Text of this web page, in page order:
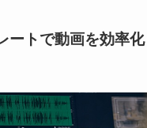
ートで動画を効率